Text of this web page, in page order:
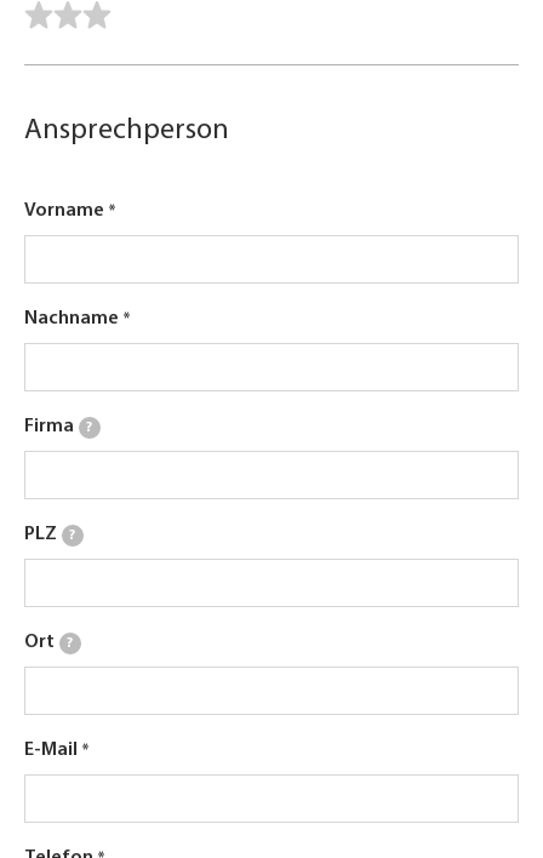
Ansprechperson
Vorname
Nachname
Firma ?
PLZ ?
Ort ?
E-Mail